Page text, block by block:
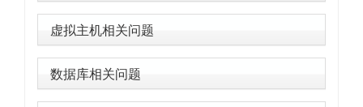
虚拟主机相关问题
数据库相关问题